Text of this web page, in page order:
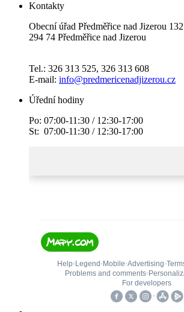
Kontakty
Obecní úřad Předměřice nad Jizerou 132
294 74 Předměřice nad Jizerou
Tel.: 326 313 525, 326 313 608
E-mail: info@predmericenadjizerou.cz
Úřední hodiny
Po: 07:00-11:30 / 12:30-17:00
St: 07:00-11:30 / 12:30-17:00